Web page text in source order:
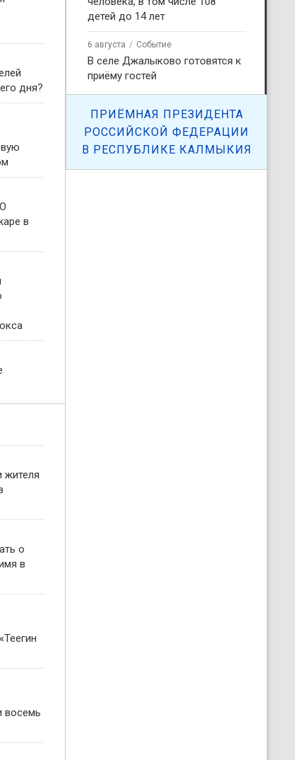
дня?
в
жителя
о
в
восемь
детей до 14 лет
6 августа Событие
В селе Джалыково готовятся к
приёму гостей
ПРИЁМНАЯ ПРЕЗИДЕНТА
РОССИЙСКОЙ ФЕДЕРАЦИИ
В РЕСПУБЛИКЕ КАЛМЫКИЯ